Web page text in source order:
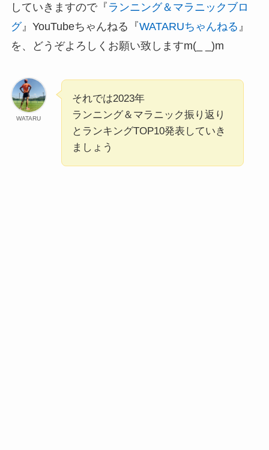
していきますので『 ランニング＆マラニックブロ
グ』YouTubeちゃんねる『WATARUちゃんねる 』
を、どうぞよろしくお願い致しますm(_ _)m
WATARU
それでは2023年
ランニング＆マラニック振り返り
とランキングTOP10発表していき
ましょう